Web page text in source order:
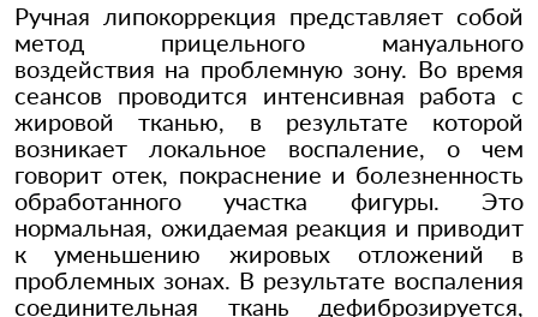
Ручная липокоррекция представляет собой
метод прицельного мануального
воздействия на проблемную зону. Во время
сеансов проводится интенсивная работа с
жировой тканью, в результате которой
возникает локальное воспаление, о чем
говорит отек, покраснение и болезненность
обработанного участка фигуры. Это
нормальная, ожидаемая реакция и приводит
к уменьшению жировых отложений в
проблемных зонах. В результате воспаления
соединительная ткань дефиброзируется,